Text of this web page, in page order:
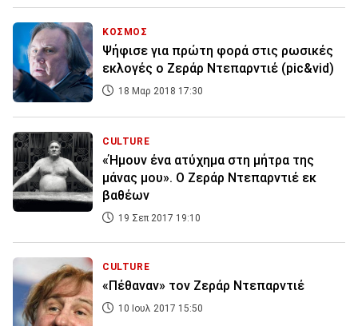
ΚΟΣΜΟΣ
Ψήφισε για πρώτη φορά στις ρωσικές
εκλογές ο Ζεράρ Ντεπαρντιέ (pic&vid)
18 Μαρ 2018 17:30
CULTURE
«Ήμουν ένα ατύχημα στη μήτρα της
μάνας μου». O Ζεράρ Ντεπαρντιέ εκ
βαθέων
19 Σεπ 2017 19:10
CULTURE
«Πέθαναν» τον Ζεράρ Ντεπαρντιέ
10 Ιουλ 2017 15:50